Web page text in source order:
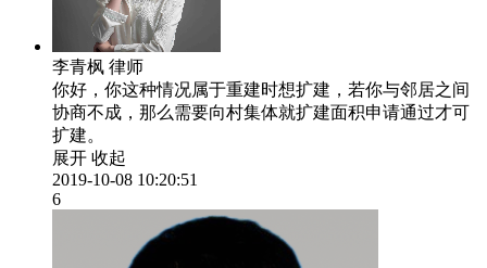
李青枫 律师
你好，你这种情况属于重建时想扩建，若你与邻居之间
协商不成，那么需要向村集体就扩建面积申请通过才可
扩建。
展开 收起
2019-10-08 10:20:51
6